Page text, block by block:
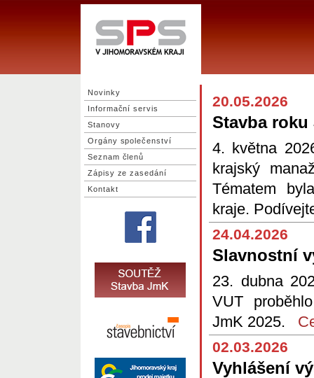
Novinky
Informační servis
Stanovy
Orgány společenství
Seznam členů
Zápisy ze zasedání
Kontakt
20.05.2026
Stavba roku
4. května
krajský
Tématem
kraje.
24.04.2026
Slavnostní
23. dubna
VUT
JmK 2025.
02.03.2026
Vyhlášení